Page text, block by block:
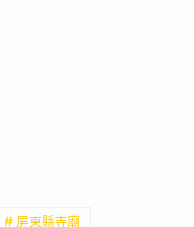
# 屏東縣寺廟